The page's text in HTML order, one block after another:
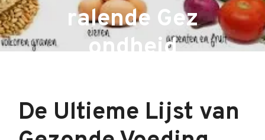
ralende Gez
ondheid
De Ultieme Lijst van